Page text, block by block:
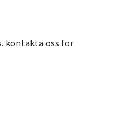
kontakta oss för